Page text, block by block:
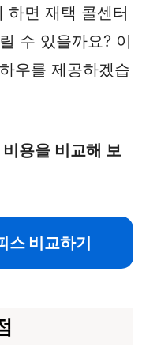
하면 재택 콜센터
수 있을까요? 이
우를 제공하겠습
용을 비교해 보
스 비교하기